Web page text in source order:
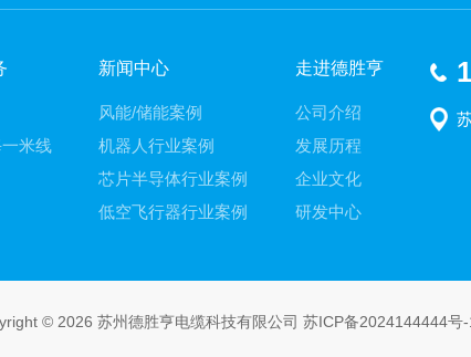
米线
新闻中心
风能/储能案例
机器人行业案例
芯片半导体行业案例
低空飞行器行业案例
走进德胜亨
公司介绍
发展历程
企业文化
研发中心
© 2026 苏州德胜亨电缆科技有限公司 苏ICP备2024144444号